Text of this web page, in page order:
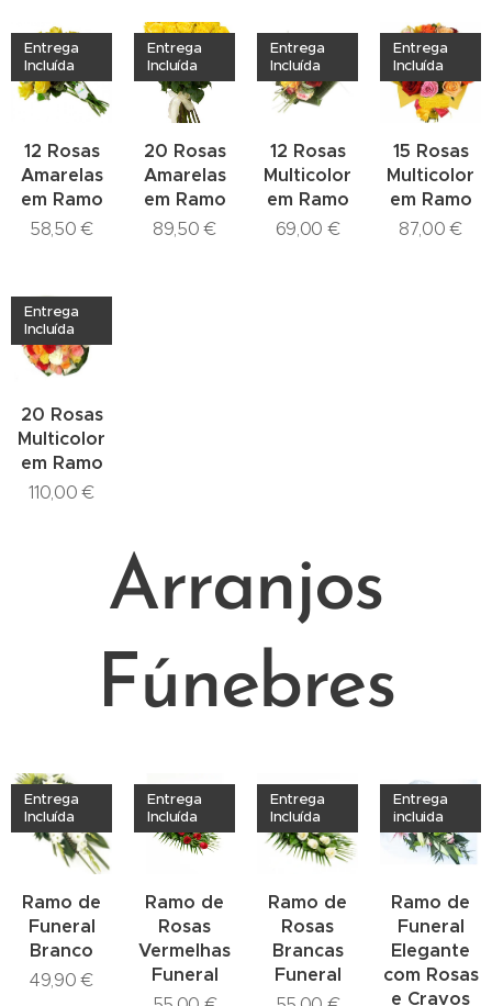
12 Rosas
Amarelas
em Ramo
Entrega
Incluída
58,50 €
20 Rosas
Amarelas
em Ramo
Entrega
Incluída
89,50 €
12 Rosas
Multicolor
em Ramo
Entrega
Incluída
69,00 €
15 Rosas
Multicolor
em Ramo
Entrega
Incluída
87,00 €
20 Rosas
Multicolor
em Ramo
Entrega
Incluída
110,00 €
Arranjos
Fúnebres
Ramo de
Funeral
Branco
Entrega
Incluída
49,90 €
Ramo de
Rosas
Vermelhas
Funeral
Entrega
Incluída
Ramo de
Rosas
Brancas
Funeral
Entrega
Incluída
Ramo de
Funeral
Elegante
com Rosas
e Cravos
Entrega
incluida